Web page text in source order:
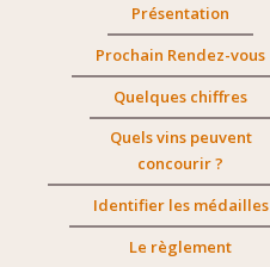
Présentation
Prochain Rendez-vous
Quelques chiffres
Quels vins peuvent
concourir ?
Identifier les médailles
Le règlement